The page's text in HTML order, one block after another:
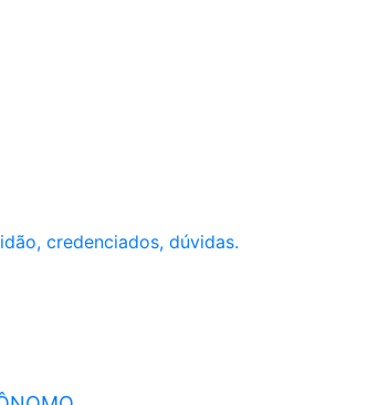
credenciados, dúvidas.